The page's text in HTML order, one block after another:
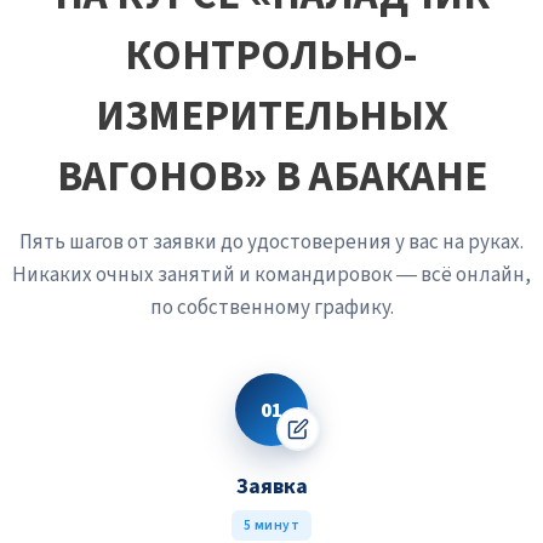
КОНТРОЛЬНО-
ИЗМЕРИТЕЛЬНЫХ
ВАГОНОВ» В АБАКАНЕ
Пять шагов от заявки до удостоверения у вас на руках.
Никаких очных занятий и командировок — всё онлайн,
по собственному графику.
01
Заявка
5 минут